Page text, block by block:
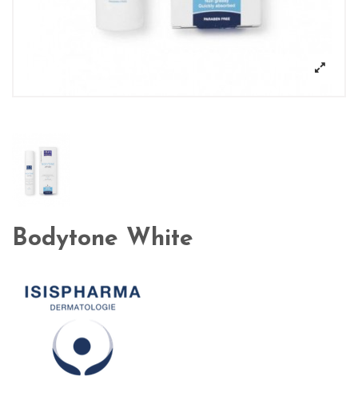
Bodytone White